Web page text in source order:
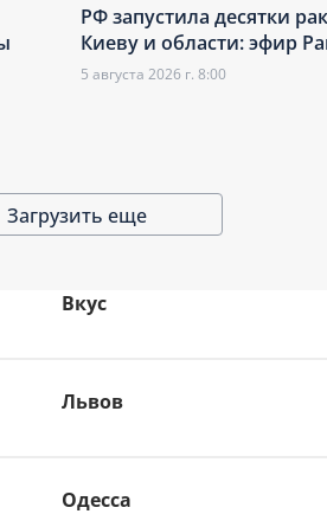
РФ запустила десятки
Киеву и области: эфир
5 августа 2026 г. 8:00
Загрузить еще
Вкус
Львов
Одесса